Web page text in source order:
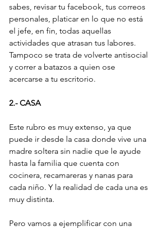
sabes, revisar tu facebook, tus correos
personales, platicar en lo que no está
el jefe, en fin, todas aquellas
actividades que atrasan tus labores.
Tampoco se trata de volverte antisocial
y correr a batazos a quien ose
acercarse a tu escritorio.
2.- CASA
Este rubro es muy extenso, ya que
puede ir desde la casa donde vive una
madre soltera sin nadie que le ayude
hasta la familia que cuenta con
cocinera, recamareras y nanas para
cada niño. Y la realidad de cada una es
muy distinta.
Pero vamos a ejemplificar con una